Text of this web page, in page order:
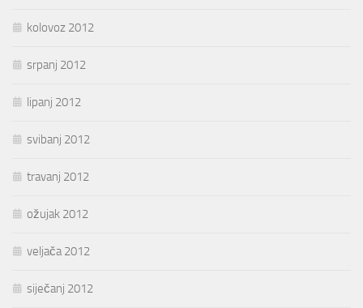
kolovoz 2012
srpanj 2012
lipanj 2012
svibanj 2012
travanj 2012
ožujak 2012
veljača 2012
siječanj 2012